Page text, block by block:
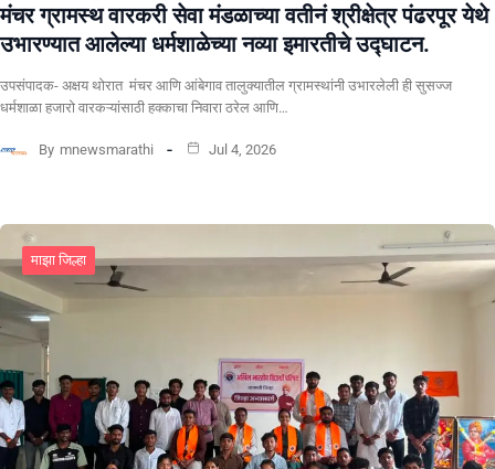
मंचर ग्रामस्थ वारकरी सेवा मंडळाच्या वतीनं श्रीक्षेत्र पंढरपूर येथे
उभारण्यात आलेल्या धर्मशाळेच्या नव्या इमारतीचे उद्घाटन.
उपसंपादक- अक्षय थोरात मंचर आणि आंबेगाव तालुक्यातील ग्रामस्थांनी उभारलेली ही सुसज्ज
धर्मशाळा हजारो वारकऱ्यांसाठी हक्काचा निवारा ठरेल आणि…
By mnewsmarathi Jul 4, 2026
माझा जिल्हा